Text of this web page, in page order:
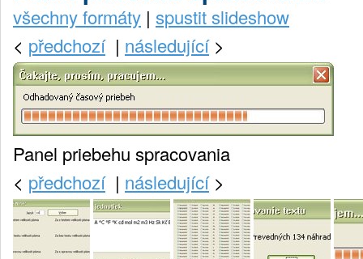
všechny formáty | spustit slideshow
< předchozí| následující>
Panel priebehu spracovania
< předchozí| následující>